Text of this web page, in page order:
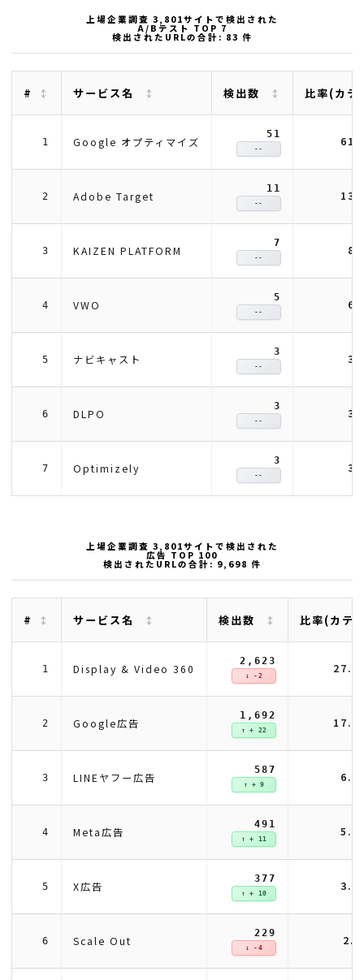
上場企業調査 3,801サイトで検出された
A/Bテスト TOP 7
検出されたURLの合計: 83 件
# サービス名 検出数 比率(カ
1 Google オプティマイズ
51
--
2 Adobe Target
11
--
3 KAIZEN PLATFORM
7
--
4 VWO
5
--
5 ナビキャスト
3
--
6 DLPO
3
--
7 Optimizely
3
--
上場企業調査 3,801サイトで検出された
広告 TOP 100
検出されたURLの合計: 9,698 件
# サービス名 検出数 比率(カテ
1 Display & Video 360
2,623
↓ -2
2 Google広告
1,692
↑ + 22
3 LINEヤフー広告
587
↑ + 9
4 Meta広告
491
↑ + 11
5 X広告
377
↑ + 10
6 Scale Out
229
↓ -4